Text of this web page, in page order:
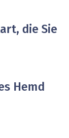
die Sie
Hemd